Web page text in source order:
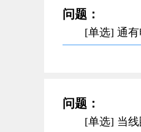
问题：
[单选] 通有
问题：
[单选] 当